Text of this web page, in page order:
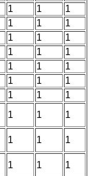
1 1
1
1 1
1
1 1
1
1 1
1
1 1
1
1 1
1
1 1
1
1 1 1
1 1 1
1 1 1